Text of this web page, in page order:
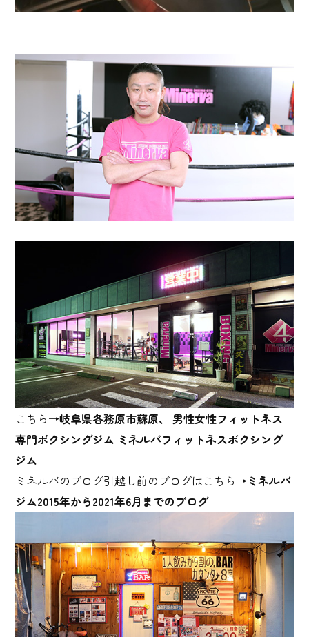
こちら→岐阜県各務原市蘇原、 男性女性フィットネス
専門ボクシングジム ミネルバフィットネスボクシング
ジム
ミネルバのブログ引越し前のブログはこちら→ ミネルバ
ジム2015年から2021年6月までのブログ